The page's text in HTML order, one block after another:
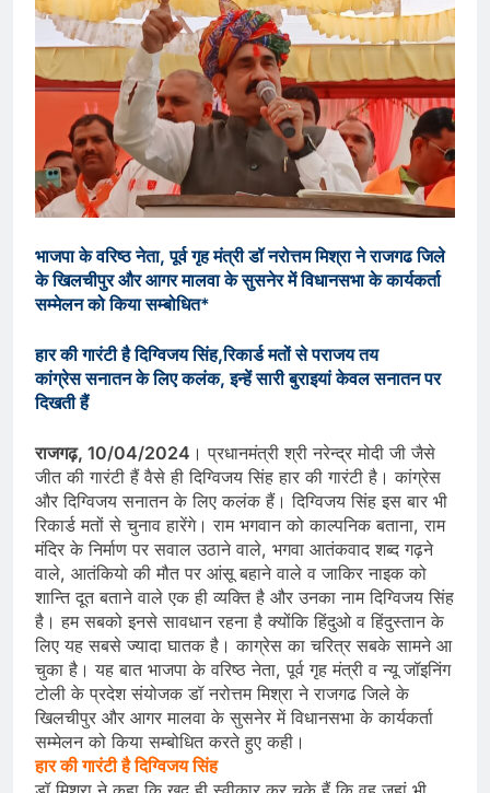
भाजपा के वरिष्ठ नेता, पूर्व गृह मंत्री डॉ नरोत्तम मिश्रा ने राजगढ जिले
के खिलचीपुर और आगर मालवा के सुसनेर में विधानसभा के कार्यकर्ता
सम्मेलन को किया सम्बोधित*
हार की गारंटी है दिग्विजय सिंह,रिकार्ड मतों से पराजय तय
कांग्रेस सनातन के लिए कलंक, इन्हें सारी बुराइयां केवल सनातन पर
दिखती हैं
राजगढ़, 10/04/2024 । प्रधानमंत्री श्री नरेन्द्र मोदी जी जैसे
जीत की गारंटी हैं वैसे ही दिग्विजय सिंह हार की गारंटी है। कांग्रेस
और दिग्विजय सनातन के लिए कलंक हैं। दिग्विजय सिंह इस बार भी
रिकार्ड मतों से चुनाव हारेंगे। राम भगवान को काल्पनिक बताना, राम
मंदिर के निर्माण पर सवाल उठाने वाले, भगवा आतंकवाद शब्द गढ़ने
वाले, आतंकियो की मौत पर आंसू बहाने वाले व जाकिर नाइक को
शान्ति दूत बताने वाले एक ही व्यक्ति है और उनका नाम दिग्विजय सिंह
है। हम सबको इनसे सावधान रहना है क्योंकि हिंदुओ व हिंदुस्तान के
लिए यह सबसे ज्यादा घातक है। काग्रेस का चरित्र सबके सामने आ
चुका है। यह बात भाजपा के वरिष्ठ नेता, पूर्व गृह मंत्री व न्यू जॉइनिंग
टोली के प्रदेश संयोजक डॉ नरोत्तम मिश्रा ने राजगढ जिले के
खिलचीपुर और आगर मालवा के सुसनेर में विधानसभा के कार्यकर्ता
सम्मेलन को किया सम्बोधित करते हुए कही।
हार की गारंटी है दिग्विजय सिंह